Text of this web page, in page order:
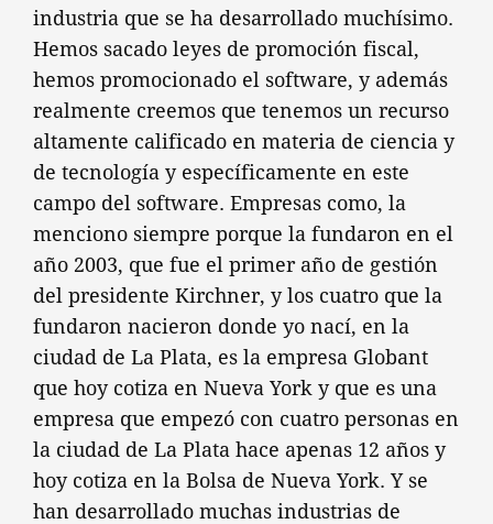
industria que se ha desarrollado muchísimo.
Hemos sacado leyes de promoción fiscal,
hemos promocionado el software, y además
realmente creemos que tenemos un recurso
altamente calificado en materia de ciencia y
de tecnología y específicamente en este
campo del software. Empresas como, la
menciono siempre porque la fundaron en el
año 2003, que fue el primer año de gestión
del presidente Kirchner, y los cuatro que la
fundaron nacieron donde yo nací, en la
ciudad de La Plata, es la empresa Globant
que hoy cotiza en Nueva York y que es una
empresa que empezó con cuatro personas en
la ciudad de La Plata hace apenas 12 años y
hoy cotiza en la Bolsa de Nueva York. Y se
han desarrollado muchas industrias de